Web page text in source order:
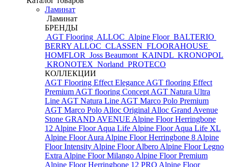
Ламинат
Ламинат
БРЕНДЫ
AGT Flooring ALLOC Alpine Floor BALTERIO
BERRY ALLOC CLASSEN FLOORAHOUSE
HOMFLOR Joss Beaumont KAINDL KRONOPOL
KRONOTEX Norland PROTECO
КОЛЛЕКЦИИ
AGT Flooring Effect Elegance AGT flooring Effect
Premium AGT flooring Concept AGT Natura Ultra
Line AGT Natura Line AGT Marco Polo Premium
AGT Marco Polo Alloc Original Alloc Grand Avenue
Stone GRAND AVENUE Alpine Floor Herringbone
12 Alpine Floor Aqua Life Alpine Floor Aqua Life XL
Alpine Floor Aura Alpine Floor Herringbone 8 Alpine
Floor Intensity Alpine Floor Albero Alpine Floor Legno
Extra Alpine Floor Milango Alpine Floor Premium
Alpine Floor Herringbone 12 PRO Alpine Floor